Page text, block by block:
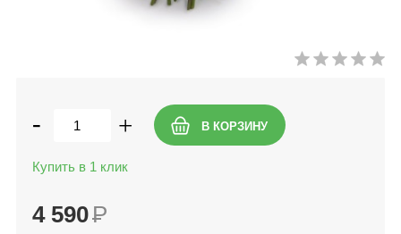
- +
Купить в 1 клик
4 590Р